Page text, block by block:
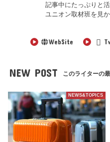
記事中にたっぷりと
ユニオン取材班を見
WebSite
NEW POST このライターの
NEWS&TOPICS